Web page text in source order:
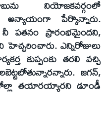
నియోజకవర్గంలో
అన్యాయంగా పేర్కొన్నారు.
నీ పతనం ప్రారంభమైందని,
ఎన్నిరోజులు
కుప్పంకు తరలి వచ్చి
జగన్‌,
తయారయ్యారని డూండీ